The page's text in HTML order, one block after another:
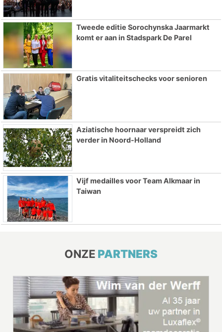
Tweede editie Sorochynska Jaarmarkt
komt er aan in Stadspark De Parel
Gratis vitaliteitschecks voor senioren
Aziatische hoornaar verspreidt zich
verder in Noord-Holland
Vijf medailles voor Team Alkmaar in
Taiwan
ONZE PARTNERS